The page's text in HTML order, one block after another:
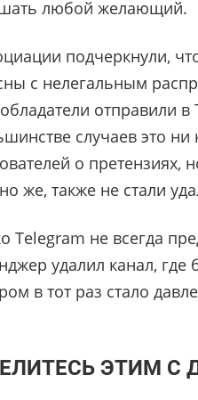
любой желающий.
подчеркнули,
с нелегальным
отправили
случаев это
о претензиях,
же, также не стали
Telegram не всегда
удалил канал,
в тот раз стало
ЭТИМ С